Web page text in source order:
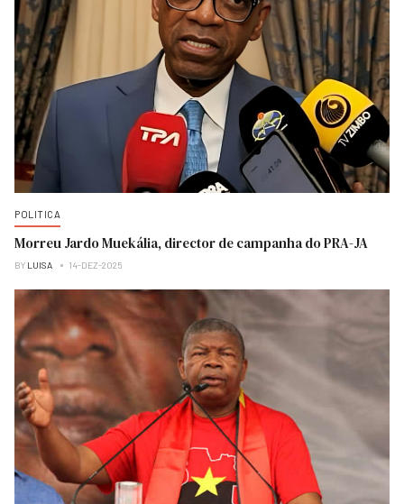
POLITICA
Morreu Jardo Muekália, director de campanha do PRA-JA
BY LUISA 14-DEZ-2025